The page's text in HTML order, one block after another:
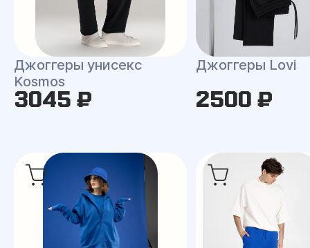
Джоггеры унисекс
Kosmos
3045 ₽
Джоггеры Lovi
2500 ₽